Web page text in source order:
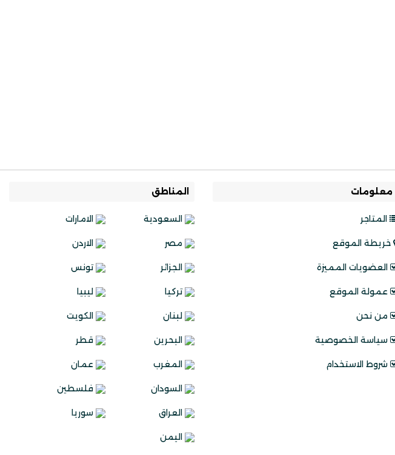
معلومات
المتاجر
خريطة الموقع
العضويات المميزة
عمولة الموقع
من نحن
سياسة الخصوصية
شروط الاستخدام
المناطق
السعودية الامارات
مصر الاردن
الجزائر تونس
تركيا ليبيا
لبنان الكويت
البحرين قطر
المغرب عمان
السودان فلسطين
العراق سوريا
اليمن